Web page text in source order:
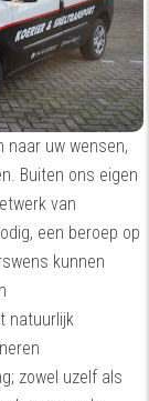
naar uw wensen,
Buiten ons eigen
van
een beroep op
kunnen
natuurlijk
zowel uzelf als